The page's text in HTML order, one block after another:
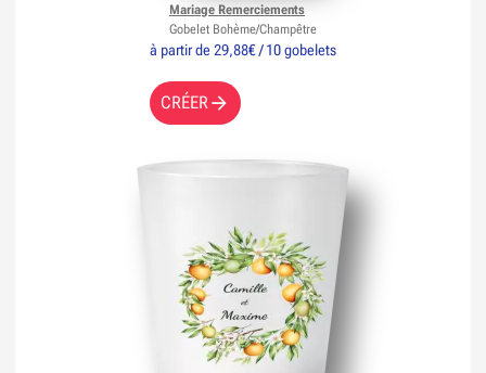
à partir de 29,88€ / 10 gobelets
CRÉER
Mariage Remerciements
Gobelet Bohème/Champêtre